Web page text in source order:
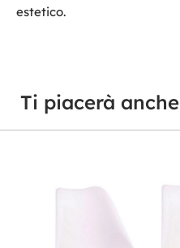
estetico.
Ti piacerà anche